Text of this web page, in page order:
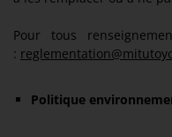
Pour tous
:
Politique